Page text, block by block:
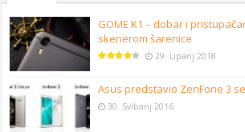
GOME K1 – dobar i
skenerom šarenice
29. Lipanj 2018
Asus predstavio ZenFone 3
30. Svibanj 2016